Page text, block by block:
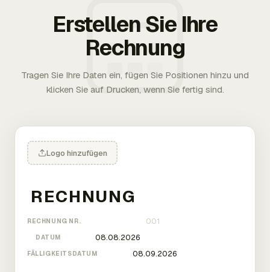
Erstellen Sie Ihre
Rechnung
Tragen Sie Ihre Daten ein, fügen Sie Positionen hinzu und
klicken Sie auf Drucken, wenn Sie fertig sind.
Logo hinzufügen
RECHNUNG NR.
DATUM
FÄLLIGKEITSDATUM